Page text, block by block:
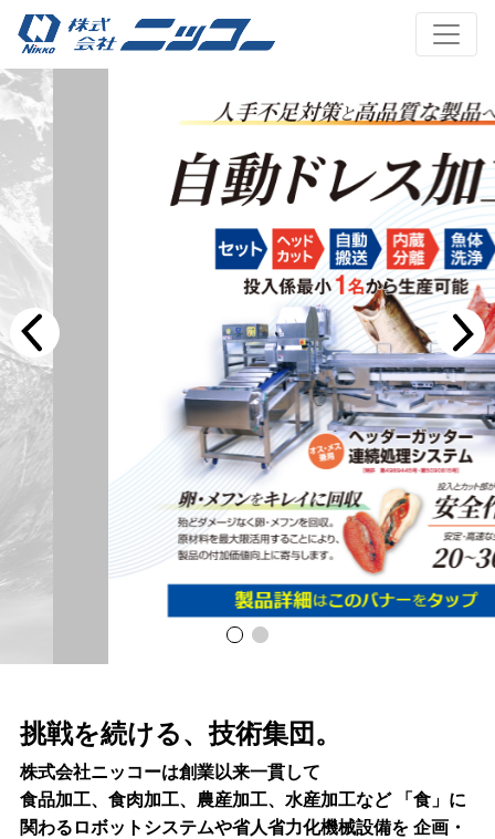
挑戦を続ける、技術集団。
株式会社ニッコーは創業以来一貫して
食品加工、食肉加工、農産加工、水産加工など
「食」に
関わるロボットシステムや省人省力化機械設備を 企画・